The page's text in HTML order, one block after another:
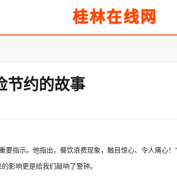
桂林在线网
节约的故事
指示。他指出，餐饮浪费现象，触目惊心、令人痛心！
影响更是给我们敲响了警钟。